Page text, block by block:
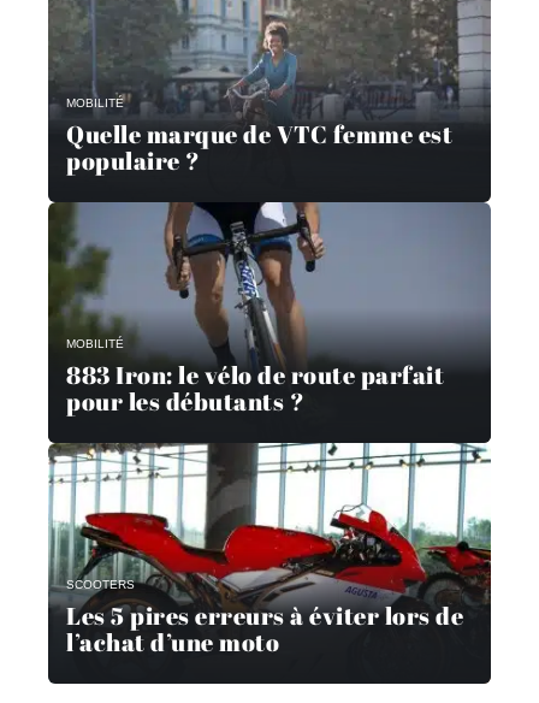
MOBILITÉ
Quelle marque de VTC femme est
populaire ?
MOBILITÉ
883 Iron: le vélo de route parfait
pour les débutants ?
SCOOTERS
Les 5 pires erreurs à éviter lors de
l’achat d’une moto